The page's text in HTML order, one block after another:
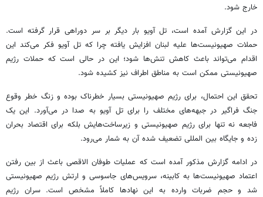
خارج شود.
در این گزارش آمده است، تل آویو بار دیگر بر سر دوراهی قرار گرفته است.
حملات صهیونیست‌ها علیه لبنان افزایش یافته چرا که تل آویو فکر می‌کند این
اقدام می‌تواند باعث کاهش تنش‌ها شود؛ این در حالی است که حملات رژیم
صهیونیستی ممکن است به مناطق اطراف نیز کشیده شود.
تحقق این احتمال، برای رژیم صهیونیستی بسیار خطرناک بوده و زنگ خطر وقوع
جنگ فراگیر در جبهه‌های مختلف را برای تل آویو به صدا در می‌آورد. این یک
فاجعه نه تنها برای رژیم صهیونیستی و زیرساخت‌هایش بلکه برای اقتصاد بحران
زده و جایگاه بین المللی تضعیف شده آن به شمار می‌رود.
در ادامه گزارش مذکور آمده است که عملیات طوفان الاقصی باعث از بین رفتن
اعتماد صهیونیست‌ها به کابینه، سرویس‌های جاسوسی و ارتش رژیم صهیونیستی
شد و حجم ضربات وارده به این نهادها کاملاً مشخص است. سران رژیم